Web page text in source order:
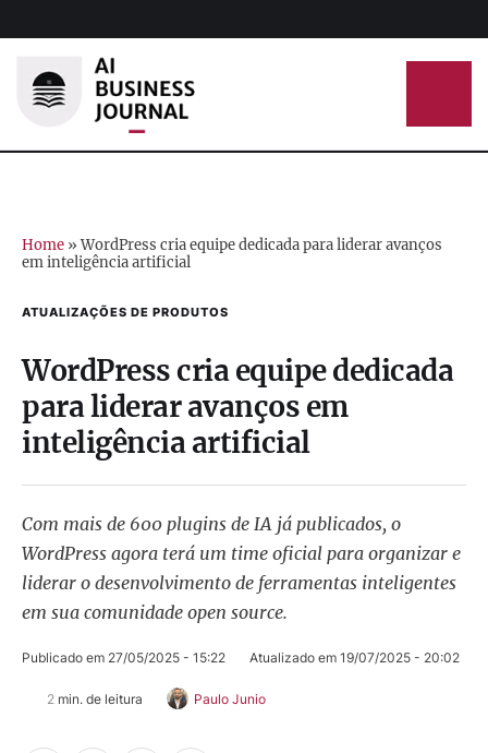
Home »WordPress cria equipe dedicada para liderar avanços
em inteligência artificial
ATUALIZAÇÕES DE PRODUTOS
WordPress cria equipe dedicada
para liderar avanços em
inteligência artificial
Com mais de 600 plugins de IA já publicados, o
WordPress agora terá um time oficial para organizar e
liderar o desenvolvimento de ferramentas inteligentes
em sua comunidade open source.
Publicado em 27/05/2025 - 15:22 Atualizado em 19/07/2025 - 20:02
2 min. de leitura Paulo Junio